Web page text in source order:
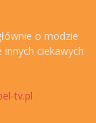
o modzie
ciekawych
tv.pl